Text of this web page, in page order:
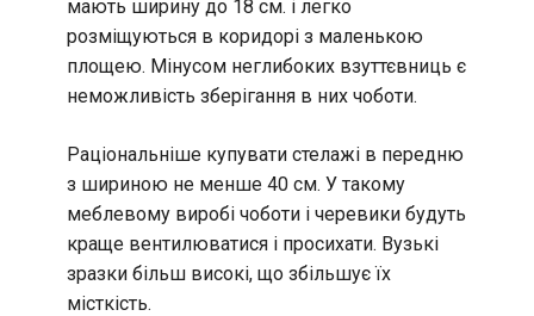
мають ширину до 18 см. і легко
розміщуються в коридорі з маленькою
площею. Мінусом неглибоких взуттєвниць є
неможливість зберігання в них чоботи.
Раціональніше купувати стелажі в передню
з шириною не менше 40 см. У такому
меблевому виробі чоботи і черевики будуть
краще вентилюватися і просихати. Вузькі
зразки більш високі, що збільшує їх
місткість.